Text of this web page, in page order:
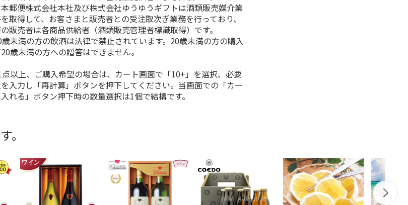
郵便株式会社本社及び株式会社ゆうゆうギフトは酒類販売媒介業
取得して、お客さまと販売者との受注取次ぎ業務を行っており、
販売者は各商品供給者（酒類販売管理者標識取得）です。
未満の方の飲酒は法律で禁止されています。20歳未満の方の購入
歳未満の方への贈答はできません。
以上、ご購入希望の場合は、カート画面で「10+」を選択、必要
入力し「再計算」ボタンを押下してください。当画面での「カー
入れる」ボタン押下時の数量選択は1個で結構です。
。